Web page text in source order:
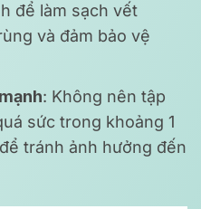
để làm sạch vết
và đảm bảo vệ
: Không nên tập
sức trong khoảng 1
tránh ảnh hưởng đến